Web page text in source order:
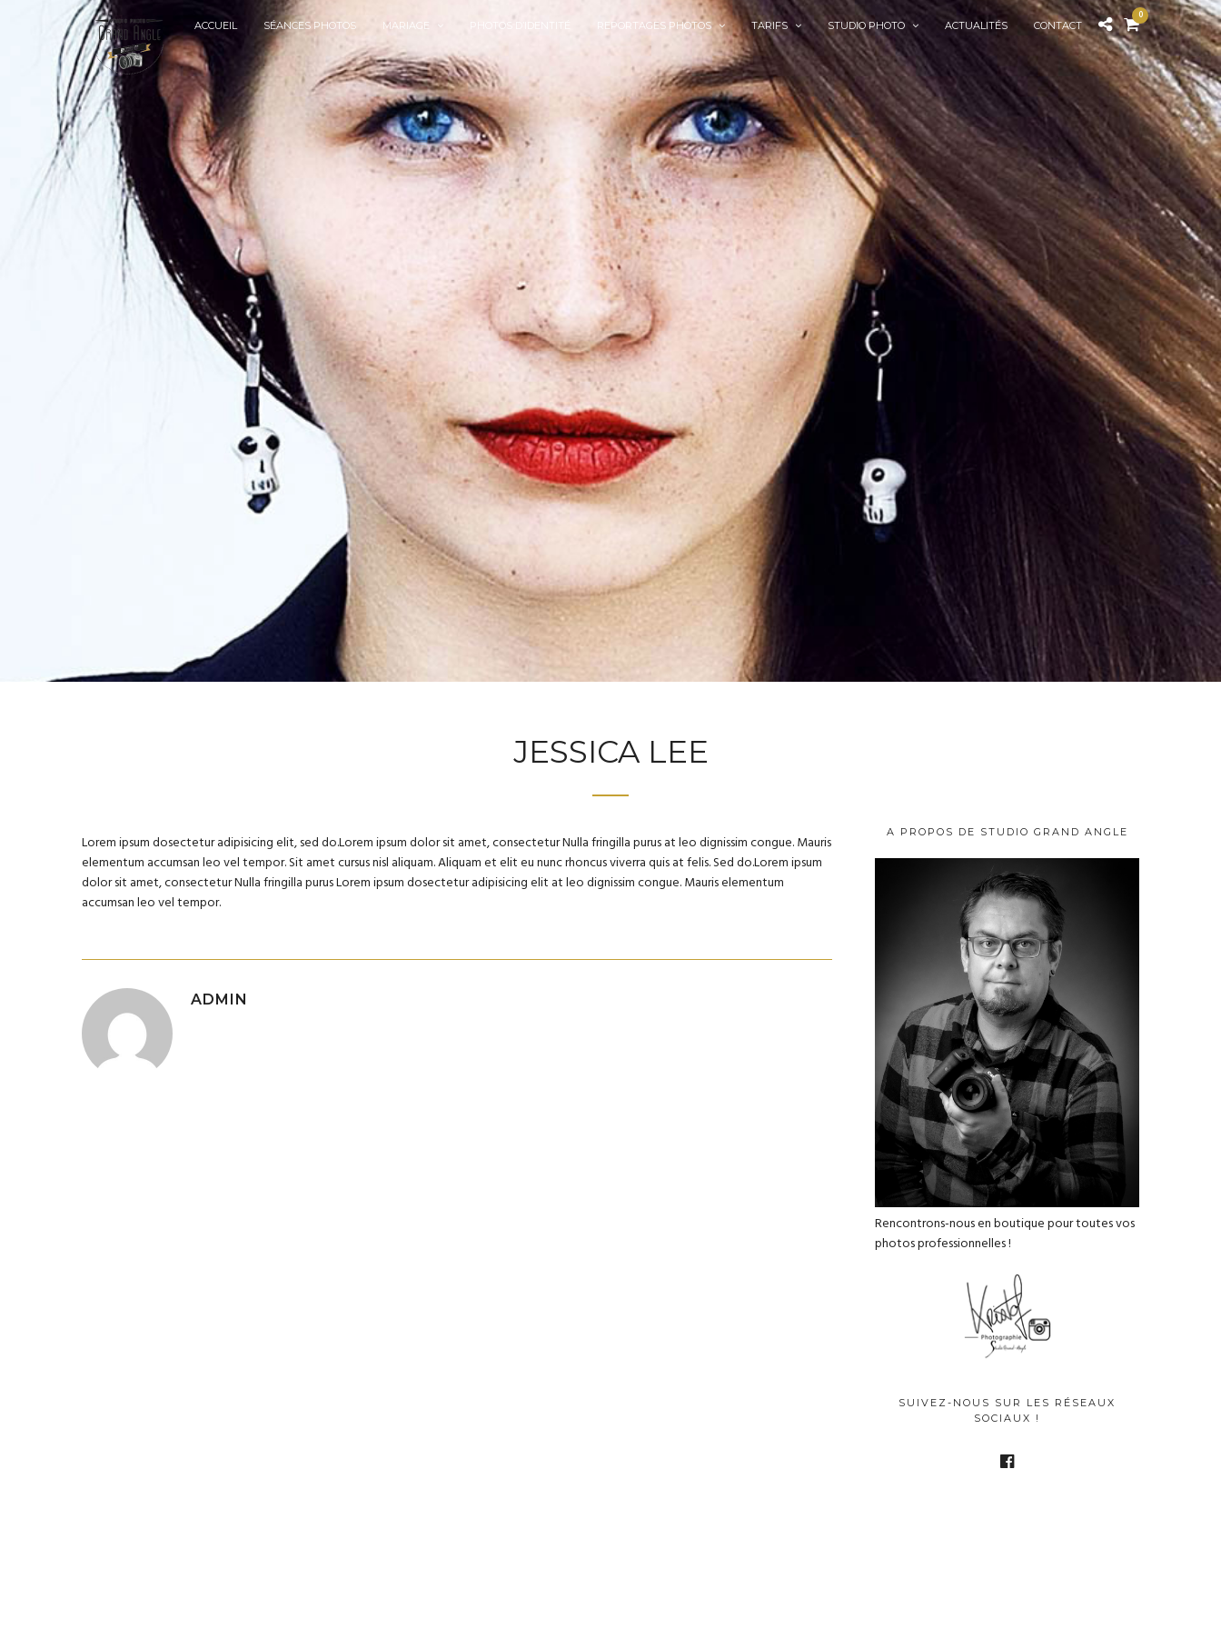
ACCUEIL SÉANCES PHOTOS MARIAGE PHOTOS D’IDENTITÉ REPORTAGES PHOTOS TARIFS STUDIO PHOTO ACTUALITÉS CONTACT
0
JESSICA LEE
Lorem ipsum dosectetur adipisicing elit, sed do.Lorem ipsum dolor sit amet, consectetur Nulla fringilla purus at leo dignissim congue. Mauris
elementum accumsan leo vel tempor. Sit amet cursus nisl aliquam. Aliquam et elit eu nunc rhoncus viverra quis at felis. Sed do.Lorem ipsum
dolor sit amet, consectetur Nulla fringilla purus Lorem ipsum dosectetur adipisicing elit at leo dignissim congue. Mauris elementum
accumsan leo vel tempor.
ADMIN
A PROPOS DE STUDIO GRAND ANGLE
Rencontrons-nous en boutique pour toutes vos
photos professionnelles !
SUIVEZ-NOUS SUR LES RÉSEAUX
SOCIAUX !